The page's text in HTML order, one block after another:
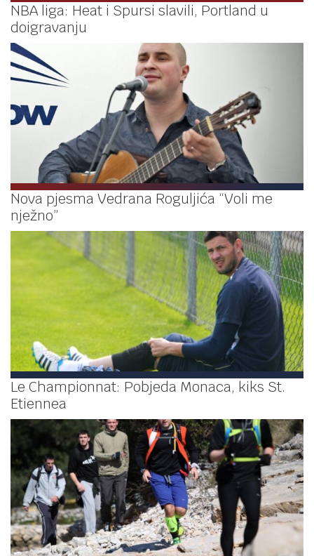
NBA liga: Heat i Spursi slavili, Portland u
doigravanju
Nova pjesma Vedrana Roguljića “Voli me
nježno”
Le Championnat: Pobjeda Monaca, kiks St.
Etiennea